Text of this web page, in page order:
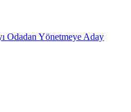
Odadan Yönetmeye Aday